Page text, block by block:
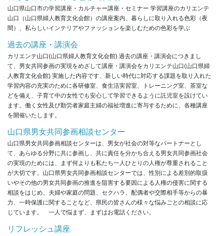
山口県山口市の学習講座・カルチャー講座・セミナー 学習講座のカリエンテ
山口（山口県婦人教育文化会館）の講座案内、暮らしに取り入れる色彩（夜
間）、私らしいインテリアやファッションを楽しむための色彩を学ぶ
過去の講座・講演会
カリエンテ山口(山口県婦人教育文化会館) 過去の講座・講演会につきまし
て、男女共同参画の実現をめざして講座・講演会をカリエンテ山口(山口県婦
人教育文化会館) 実施した内容です、新しい時代に対応する課題を取り入れた
学習内容の充実のために各研修室、食生活実習室、トレーニング室、茶室な
どを備え、子育て中の女性でも安心して学習できるように託児室を設けてい
ます。働く女性及び勤労者家庭主婦の福祉増進に寄与するために、各種講座
を開催いたします。
山口県男女共同参画相談センター
山口県男女共同参画相談センターは、男女が社会の対等なパートナーとし
て、あらゆる分野に共に参画し、共に責任を分かち合える男女共同参画社会
の実現のためには、まず何よりも私たち一人ひとりの人権が尊重されること
が大切です。山口県男女共同参画相談センターでは、性別による差別的取扱
いやその他の男女共同参画の推進を阻害する要因による人権の侵害に関する
相談をはじめ、夫婦や家庭の問題、セクハラ、配偶者や交際相手等からの暴
力、一時保護に関することなど、県民の皆さんの様々な悩みごとの相談に応
じています。 一人で悩まず、まずはお電話ください。
リフレッシュ講座